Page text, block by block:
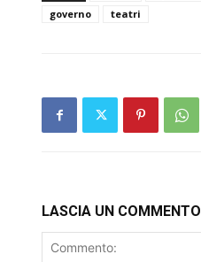
governo
teatri
LASCIA UN COMMENTO